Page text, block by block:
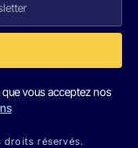
vous acceptez nos
droits réservés.